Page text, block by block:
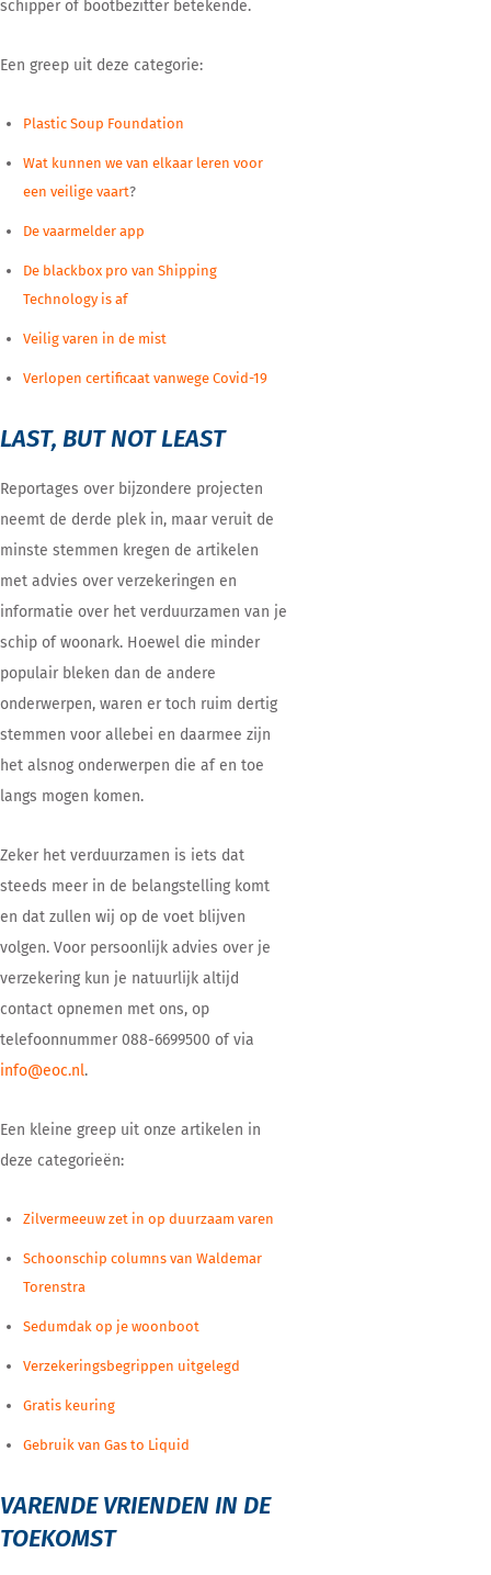
schipper of bootbezitter betekende.
Een greep uit deze categorie:
Plastic Soup Foundation
Wat kunnen we van elkaar leren voor
een veilige vaart?
De vaarmelder app
De blackbox pro van Shipping
Technology is af
Veilig varen in de mist
Verlopen certificaat vanwege Covid-19
LAST, BUT NOT LEAST
Reportages over bijzondere projecten
neemt de derde plek in, maar veruit de
minste stemmen kregen de artikelen
met advies over verzekeringen en
informatie over het verduurzamen van je
schip of woonark. Hoewel die minder
populair bleken dan de andere
onderwerpen, waren er toch ruim dertig
stemmen voor allebei en daarmee zijn
het alsnog onderwerpen die af en toe
langs mogen komen.
Zeker het verduurzamen is iets dat
steeds meer in de belangstelling komt
en dat zullen wij op de voet blijven
volgen. Voor persoonlijk advies over je
verzekering kun je natuurlijk altijd
contact opnemen met ons, op
telefoonnummer 088-6699500 of via
info@eoc.nl.
Een kleine greep uit onze artikelen in
deze categorieën:
Zilvermeeuw zet in op duurzaam varen
Schoonschip columns van Waldemar
Torenstra
Sedumdak op je woonboot
Verzekeringsbegrippen uitgelegd
Gratis keuring
Gebruik van Gas to Liquid
VARENDE VRIENDEN IN DE
TOEKOMST